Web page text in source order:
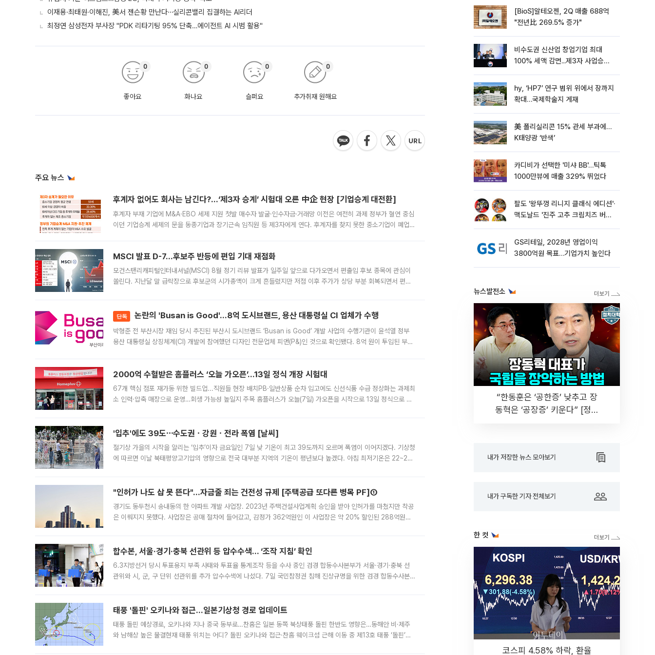
이재용·최태원·이해진, 美서 젠슨황 만난다⋯실리콘밸리 집결하는 AI리더
최정연 삼성전자 부사장 "PDK 리타기팅 95% 단축…에이전트 AI 시범 활용"
좋아요
0
화나요
0
슬퍼요
0
추가취재 원해요
0
주요 뉴스
후계자 없어도 회사는 남긴다?…‘제3자 승계’ 시험대 오른 中企 현장 [기업승계 대전환]
후계자 부재 기업에 M&A·EBO 세제 지원 첫발 매수자 발굴·인수자금·거래망 이전은 여전히 과제 정부가 혈연 중심
이던 기업승계 세제의 문을 동종기업과 장기근속 임직원 등 제3자에게 연다. 후계자를 찾지 못한 중소기업이 폐업
MSCI 발표 D-7…후보주 반등에 편입 기대 재점화
모건스탠리캐피털인터내셔널(MSCI) 8월 정기 리뷰 발표가 일주일 앞으로 다가오면서 편출입 후보 종목에 관심이
쏠린다. 지난달 말 급락장으로 후보군의 시가총액이 크게 흔들렸지만 저점 이후 주가가 상당 부분 회복되면서 편입
단독 논란의 'Busan is Good'…8억 도시브랜드, 용산 대통령실 CI 업체가 수행
박형준 전 부산시장 재임 당시 추진된 부산시 도시브랜드 ‘Busan is Good’ 개발 사업의 수행기관이 윤석열 정부
용산 대통령실 상징체계(CI) 개발에 참여했던 디자인 전문업체 피앤(P&)인 것으로 확인됐다. 8억 원이 투입된 부산
2000억 수혈받은 홈플러스 ‘오늘 가오픈’...13일 정식 개장 시험대
67개 핵심 점포 재가동 위한 빌드업...직원들 현장 배치PB·일반상품 순차 입고에도 신선식품 수급 정상화는 과제최
소 인력·압축 매장으로 운영…회생 가능성 높일지 주목 홈플러스가 오늘(7일) 가오픈을 시작으로 13일 정식으로 재
'입추'에도 39도⋯수도권ㆍ강원ㆍ전라 폭염 [날씨]
절기상 가을의 시작을 알리는 ‘입추’이자 금요일인 7일 낮 기온이 최고 39도까지 오르며 폭염이 이어지겠다. 기상청
에 따르면 이날 북태평양고기압의 영향으로 전국 대부분 지역의 기온이 평년보다 높겠다. 아침 최저기온은 22~27
"인허가 나도 삽 못 뜬다"…자금줄 죄는 건전성 규제 [주택공급 또다른 병목 PF]①
경기도 동두천시 송내동의 한 아파트 개발 사업장. 2023년 주택건설사업계획 승인을 받아 인허가를 마쳤지만 착공
은 이뤄지지 못했다. 사업장은 공매 절차에 들어갔고, 감정가 362억원인 이 사업장은 약 20% 할인된 288억원에
합수본, 서울·경기·충북 선관위 등 압수수색… ‘조작 지침’ 확인
6.3지방선거 당시 투표용지 부족 사태와 투표율 통계조작 등을 수사 중인 검경 합동수사본부가 서울·경기·충북 선
관위와 시, 군, 구 단위 선관위를 추가 압수수색에 나섰다. 7일 국민참정권 침해 진상규명을 위한 검경 합동수사본
태풍 '돌핀' 오키나와 접근…일본기상청 경로 업데이트
태풍 돌핀 예상경로, 오키나와 지나 중국 동부로…찬홈은 일본 동쪽 북상태풍 돌핀 한반도 영향은…동해안 비·제주
와 남해상 높은 물결현재 태풍 위치는 어디? 돌핀 오키나와 접근·찬홈 웨이크섬 근해 이동 중 제13호 태풍 ‘돌핀’이
[BioS]알테오젠, 2Q 매출 688억
"전년比 269.5% 증가"
비수도권 신산업 창업기업 최대
100% 세액 감면...제3자 사업승계
hy, ‘HP7’ 연구 범위 위에서 장까지
확대…국제학술지 게재
美 폴리실리콘 15% 관세 부과에…
K태양광 ‘반색’
카디비가 선택한 '미샤 BB'…틱톡
1000만뷰에 매출 329% 뛰었다
팔도 '왕뚜껑 리니지 클래식 에디션'·
맥도날드 '진주 고추 크림치즈 버거'
GS리테일, 2028년 영업이익
3800억원 목표…기업가치 높인다
뉴스발전소
“한동훈은 ‘공한증’ 낮추고 장
동혁은 ‘공장증’ 키운다” [정치
내가 저장한 뉴스 모아보기
내가 구독한 기자 전체보기
한 컷
코스피 4.58% 하락, 환율